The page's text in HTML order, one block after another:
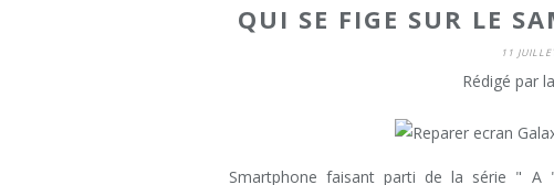
QUI SE FIGE SUR LE
11
Rédigé par
Smartphone faisant parti de la série " A